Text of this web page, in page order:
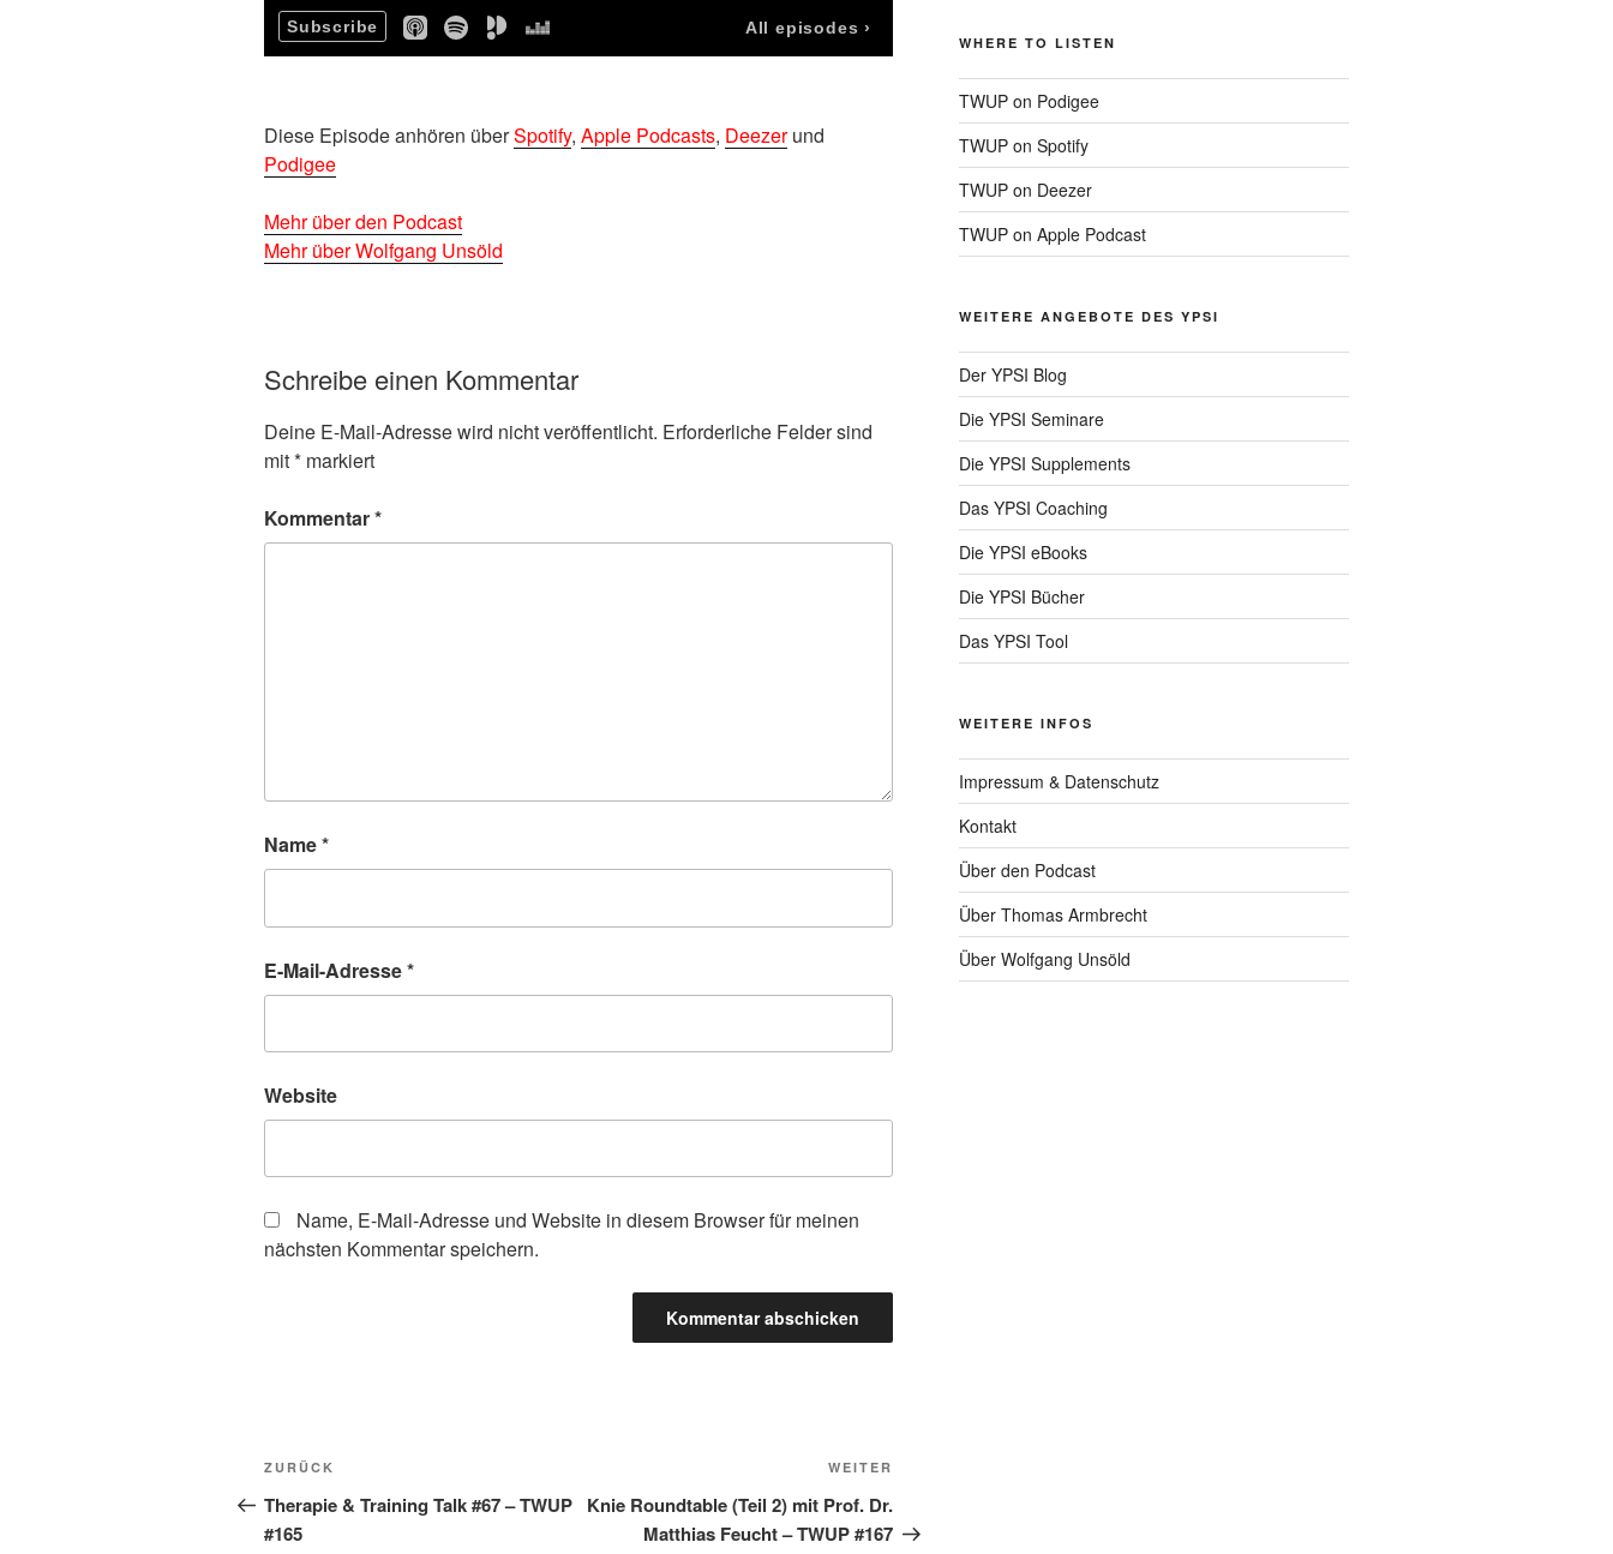
Diese Episode anhören überSpotify, Apple Podcasts, Deezerund
Podigee
Mehr über den Podcast
Mehr über Wolfgang Unsöld
Schreibe einen Kommentar
Deine E-Mail-Adresse wird nicht veröffentlicht. Erforderliche Felder sind
mit* markiert
Kommentar*
Name*
E-Mail-Adresse*
Website
Name, E-Mail-Adresse und Website in diesem Browser für meinen
nächsten Kommentar speichern.
Beitragsnavigation
Vorheriger
Beitrag
ZURÜCK
Therapie & Training Talk #67 – TWUP
#165
WEITER
Knie Roundtable (Teil 2) mit Prof. Dr.
Matthias Feucht – TWUP #167
WHERE TO LISTEN
TWUP on Podigee
TWUP on Spotify
TWUP on Deezer
TWUP on Apple Podcast
WEITERE ANGEBOTE DES YPSI
Der YPSI Blog
Die YPSI Seminare
Die YPSI Supplements
Das YPSI Coaching
Die YPSI eBooks
Die YPSI Bücher
Das YPSI Tool
WEITERE INFOS
Impressum & Datenschutz
Kontakt
Über den Podcast
Über Thomas Armbrecht
Über Wolfgang Unsöld